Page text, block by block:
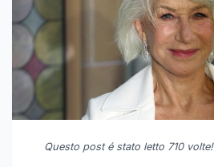
Questo post é stato letto 710 volte!